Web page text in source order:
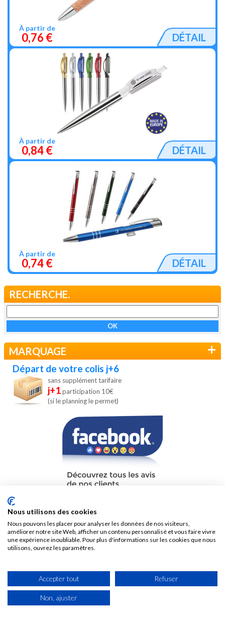
À partir de
0,76 € DÉTAIL
À partir de
0,84 € DÉTAIL
À partir de
0,74 € DÉTAIL
RECHERCHE.
+
MARQUAGE
Départ de votre colis j+6
sans supplément tarifaire
j+1participation 10€
(si le planning le permet)
conditions générales nous contacter mentions légales
Nous utilisons des cookies
Nous pouvons les placer pour analyser les données de nos visiteurs,
améliorer notre site Web, afficher un contenu personnalisé et vous faire vivre
une expérience inoubliable. Pour plus d'informations sur les cookies que nous
utilisons, ouvrez les paramètres.
Accepter tout Refuser
Non, ajuster